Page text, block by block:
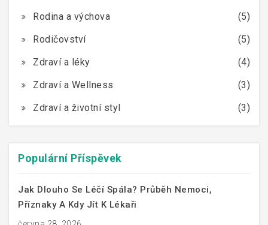
Rodina a výchova
(5)
Rodičovství
(5)
Zdraví a léky
(4)
Zdraví a Wellness
(3)
Zdraví a životní styl
(3)
Populární Příspěvek
Jak Dlouho Se Léčí Spála? Průběh Nemoci,
Příznaky A Kdy Jít K Lékaři